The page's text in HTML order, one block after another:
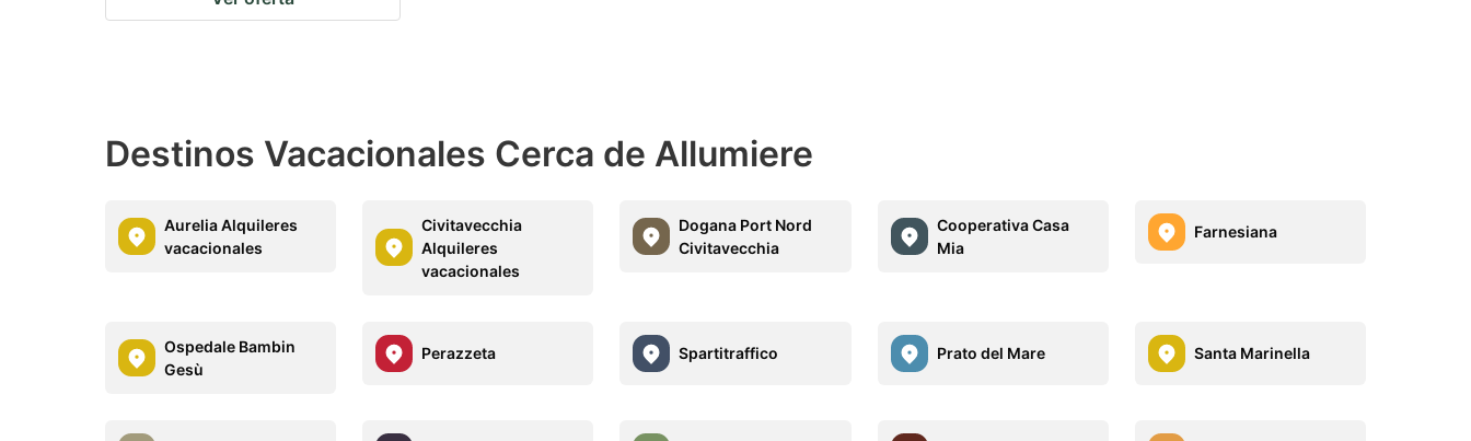
Destinos Vacacionales Cerca de Allumiere
Aurelia Alquileres
vacacionales
Civitavecchia
Alquileres
vacacionales
Dogana Port Nord
Civitavecchia
Cooperativa Casa
Mia
Farnesiana
Ospedale Bambin
Gesù
Perazzeta Spartitraffico Prato del Mare Santa Marinella